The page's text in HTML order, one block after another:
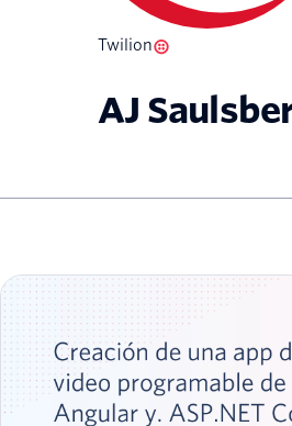
Twilion
AJ